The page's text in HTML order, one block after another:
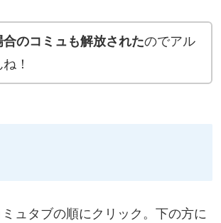
のコミュも解放されたのでアル
！
タブの順にクリック。下の方に